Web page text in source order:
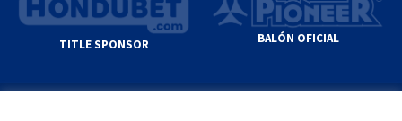
TITLE SPONSOR BALÓN OFICIAL